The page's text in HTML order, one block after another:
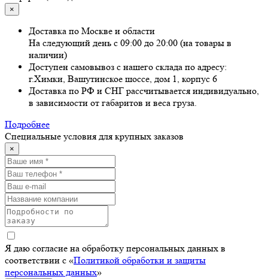
×
Доставка по Москве и области
На следующий день с 09:00 до 20:00 (на товары в
наличии)
Доступен самовывоз с нашего склада по адресу:
г.Химки, Вашутинское шоссе, дом 1, корпус 6
Доставка по РФ и СНГ рассчитывается индивидуально,
в зависимости от габаритов и веса груза.
Подробнее
Специальные условия для крупных заказов
×
Я даю согласие на обработку персональных данных в
соответствии с «Политикой обработки и защиты
персональных данных»